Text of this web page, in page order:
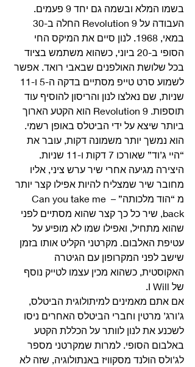
בשמו המלא ובשמה גם יחד 9 פעמים.
במאי, 1968. לנון סיים את המיקס החי
הסופי ב-20 ביוני, כשהוא משתמש בציוד
בכל שלושת האולפנים שבאבי רואד. אפשר
שניות, שם נאלצו לנון והריסון להוסיף עוד
תוספות. Revolution 9 הוא הקטע הארוך
ביותר שיצא על ידי הביטלס באופן רשמי.
הוא נמשך יותר משמונה דקות, עובר את
“היי ג’וד” שאורכו 7 דקות ו-11 שניות.
היצירה מגיעה אחרי שיר ערש ציני, אליו
מחובר שיר שמצליח להיות אפילו קצר יותר
מ “הוד מלכותה” – Can you take me
back, שיר כל כך קצר שהוא מסתיים לפני
שהוא מתחיל, ואפילו שמו לא מופיע על
עטיפת האלבום. מקרטני הקליט אותו בזמן
שישב לפני המקרופון עם הגיטרה
האקוסטית, כשהוא מכין עצמו לטייק נוסף
של I Will.
אם אתם מאמינים למיתולוגית הביטלס,
ג’ורג’ מרטין וחברי הביטלס האחרים ניסו
לשכנע את לנון לוותר על הכללת הקטע
באלבום הסופי. למרות שמקרטני מספר
לג’ולס הולנד מסקוויז באנתולוגיה, שזה לא